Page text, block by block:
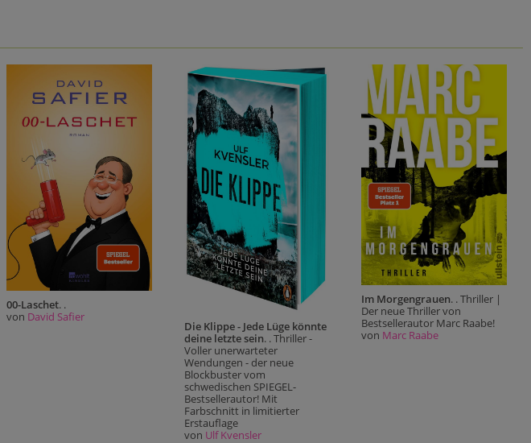
00-Laschet. .
von David Safier
Die Klippe - Jede Lüge könnte
deine letzte sein. . Thriller -
Voller unerwarteter
Wendungen - der neue
Blockbuster vom
schwedischen SPIEGEL-
Bestsellerautor! Mit
Farbschnitt in limitierter
Erstauflage
von Ulf Kvensler
Im Morgengrauen. . Thriller |
Der neue Thriller von
Bestsellerautor Marc Raabe!
von Marc Raabe